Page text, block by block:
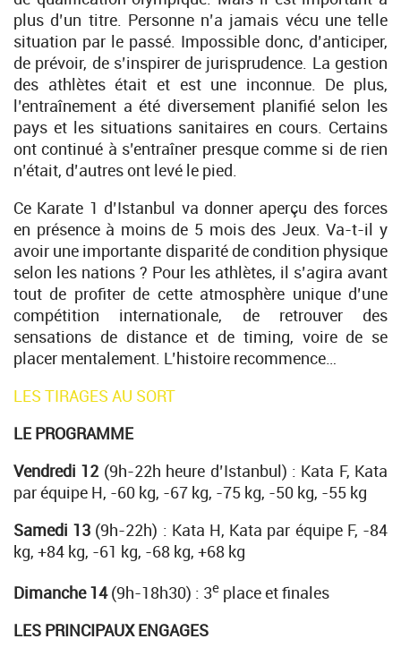
plus d’un titre. Personne n’a jamais vécu une telle
situation par le passé. Impossible donc, d’anticiper,
de prévoir, de s’inspirer de jurisprudence. La gestion
des athlètes était et est une inconnue. De plus,
l’entraînement a été diversement planifié selon les
pays et les situations sanitaires en cours. Certains
ont continué à s’entraîner presque comme si de rien
n’était, d’autres ont levé le pied.
Ce Karate 1 d’Istanbul va donner aperçu des forces
en présence à moins de 5 mois des Jeux. Va-t-il y
avoir une importante disparité de condition physique
selon les nations ? Pour les athlètes, il s’agira avant
tout de profiter de cette atmosphère unique d’une
compétition internationale, de retrouver des
sensations de distance et de timing, voire de se
placer mentalement. L’histoire recommence…
LES TIRAGES AU SORT
LE PROGRAMME
Vendredi 12 (9h-22h heure d’Istanbul) : Kata F, Kata
par équipe H, -60 kg, -67 kg, -75 kg, -50 kg, -55 kg
Samedi 13 (9h-22h) : Kata H, Kata par équipe F, -84
kg, +84 kg, -61 kg, -68 kg, +68 kg
Dimanche 14(9h-18h30) : 3e place et finales
LES PRINCIPAUX ENGAGES